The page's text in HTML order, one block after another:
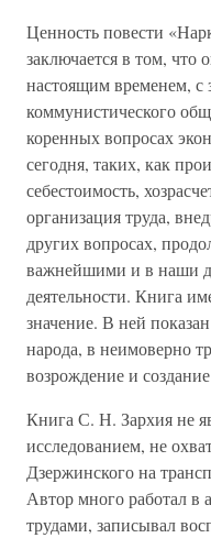
Ценность повести
заключается в том, что
настоящим временем, с
коммунистического
коренных вопросах
сегодня, таких, как
себестоимость,
организация труда,
других вопросах,
важнейшими и в наши
деятельности. Книга
значение. В ней
народа, в неимоверно
возрождение и
Книга С. Н. Зархия не
исследованием, не
Дзержинского на
Автор много работал в
трудами, записывал